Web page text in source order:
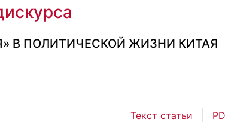
В ПОЛИТИЧЕСКОЙ ЖИЗНИ КИТАЯ
Текст статьи